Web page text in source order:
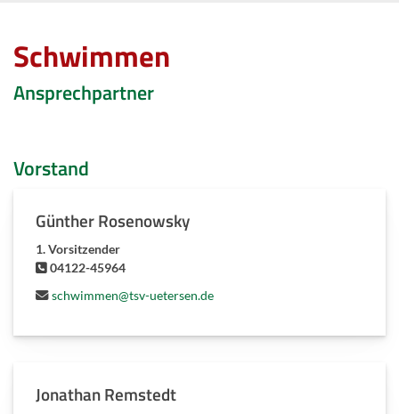
Schwimmen
Ansprechpartner
Vorstand
Günther Rosenowsky
1. Vorsitzender
04122-45964
schwimmen@tsv-uetersen.de
Jonathan Remstedt